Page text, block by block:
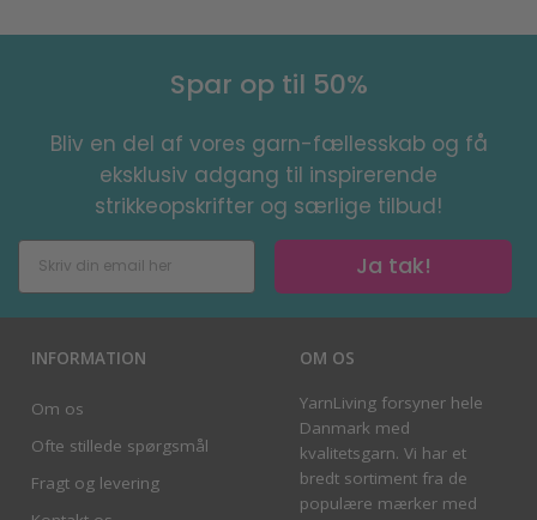
Spar op til 50%
Bliv en del af vores garn-fællesskab og få
eksklusiv adgang til inspirerende
strikkeopskrifter og særlige tilbud!
Ja tak!
INFORMATION
Om os
Ofte stillede spørgsmål
Fragt og levering
OM OS
YarnLiving forsyner hele
Danmark med
kvalitetsgarn. Vi har et
bredt sortiment fra de
populære mærker med